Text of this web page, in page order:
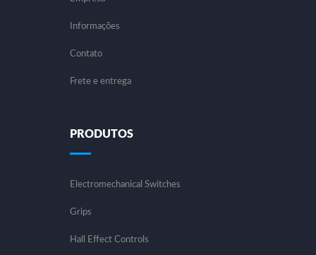
Informações
Contato
Frete e entrega
PRODUTOS
Electromechanical Switches
Grips
Hall Effect Controls